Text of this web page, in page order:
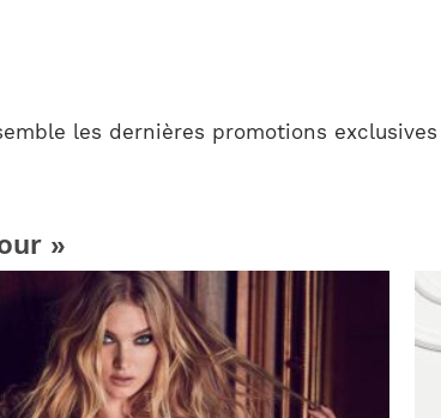
les dernières promotions
»